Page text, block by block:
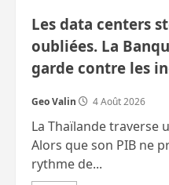
Les data centers
oubliées. La
garde contre les
Geo Valin 4 Août 2026
La Thaïlande traverse
Alors que son PIB ne
rythme de...